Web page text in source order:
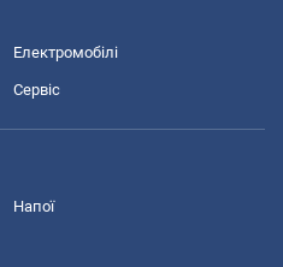
Електромобілі
Сервіс
Напої